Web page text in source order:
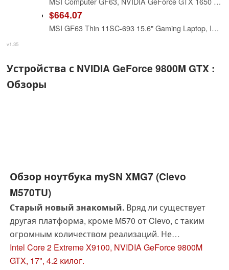
$664.07
MSI GF63 Thin 11SC-693 15.6" Gaming Laptop, Intel Core i5-11400H, NVIDIA GeForce GTX 1650, 8GB Memory, 256GB NVMe SSD, Windows 11
v1.35
Устройства с NVIDIA GeForce 9800M GTX :
Обзоры
Обзор ноутбука mySN XMG7 (Clevo
M570TU)
Старый новый знакомый. Вряд ли существует
другая платформа, кроме M570 от Clevo, с таким
огромным количеством реализаций. Не
удивительно, что этот новомодный 17 дюймовый
ноутбуклидирует в плане технологий и является
Intel Core 2 Extreme X9100, NVIDIA GeForce 9800M
GTX, 17", 4.2 килог.